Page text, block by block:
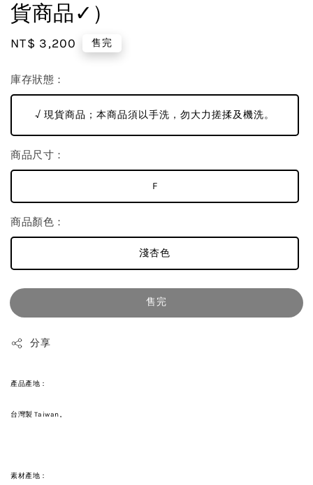
貨商品✓）
Regular
NT$ 3,200 售完
庫存狀態：
√ 現貨商品；本商品須以手洗，勿大力搓揉及機洗。
商品尺寸：
F
商品顏色：
淺杏色
售完
分享
產品產地：
台灣製 Taiwan。
素材產地：